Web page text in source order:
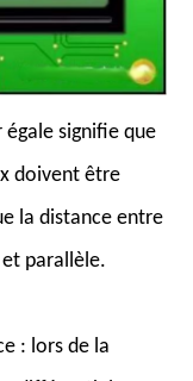
signifie que
doivent être
la distance entre
et parallèle.
: lors de la